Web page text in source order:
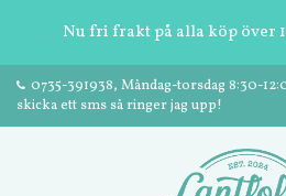
Nu fri frakt på alla köp över
0735-391938, Måndag-torsdag 8:30-
skicka ett sms så ringer jag upp!